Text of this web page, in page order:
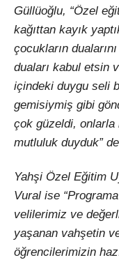
Güllüoğlu, “Özel
kağıttan kayık
çocukların
duaları kabul etsin
içindeki duygu seli
gemisiymiş gibi
çok güzeldi,
mutluluk duyduk”
Yahşi Özel Eğitim
Vural ise
velilerimiz ve
yaşanan vahşetin
öğrencilerimizin